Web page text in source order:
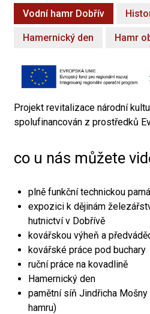
Vodní hamr Dobřív
Hamernický den Hamr
Projekt revitalizace národní
spolufinancován z prostředků
co u nás můžete
plně funkční technickou
expozici k dějinám
hutnictví v Dobřívě
kovářskou výheň a
kovářské práce pod buchary
ruční práce na kovadlině
Hamernický den
pamětní síň Jindřicha
hamru)